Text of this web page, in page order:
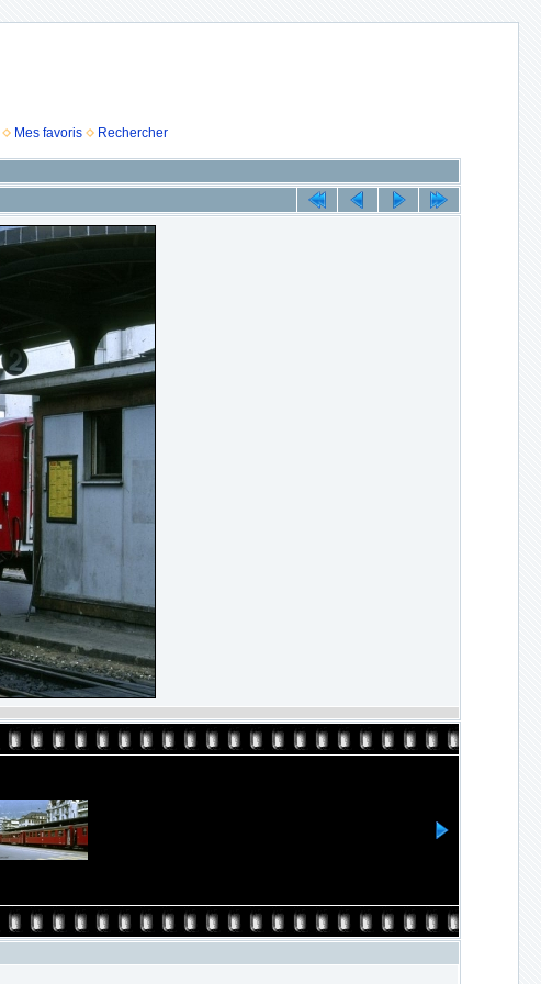
Mes favoris Rechercher